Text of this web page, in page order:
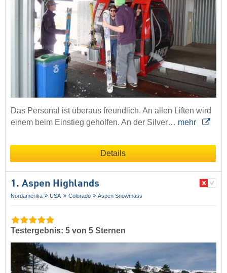
Das Personal ist überaus freundlich. An allen Liften wird
einem beim Einstieg geholfen. An der Silver… mehr
Details
1. Aspen Highlands
Nordamerika USA Colorado Aspen Snowmass
Testergebnis: 5 von 5 Sternen